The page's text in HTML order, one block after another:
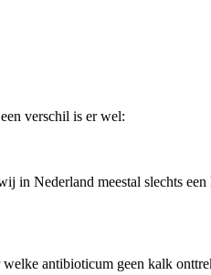
verschil is er wel:
in Nederland meestal slechts
antibioticum geen kalk